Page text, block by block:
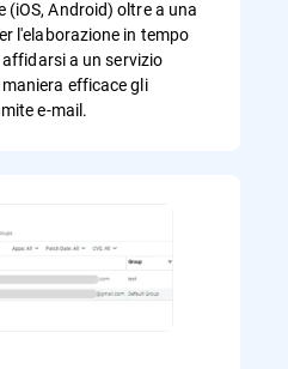
Android) oltre a una
l'elaborazione in tempo
a un servizio
efficace gli
e-mail.